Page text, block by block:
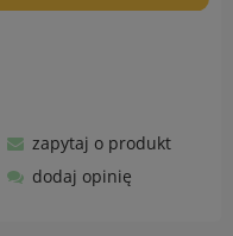
zapytaj o produkt
dodaj opinię